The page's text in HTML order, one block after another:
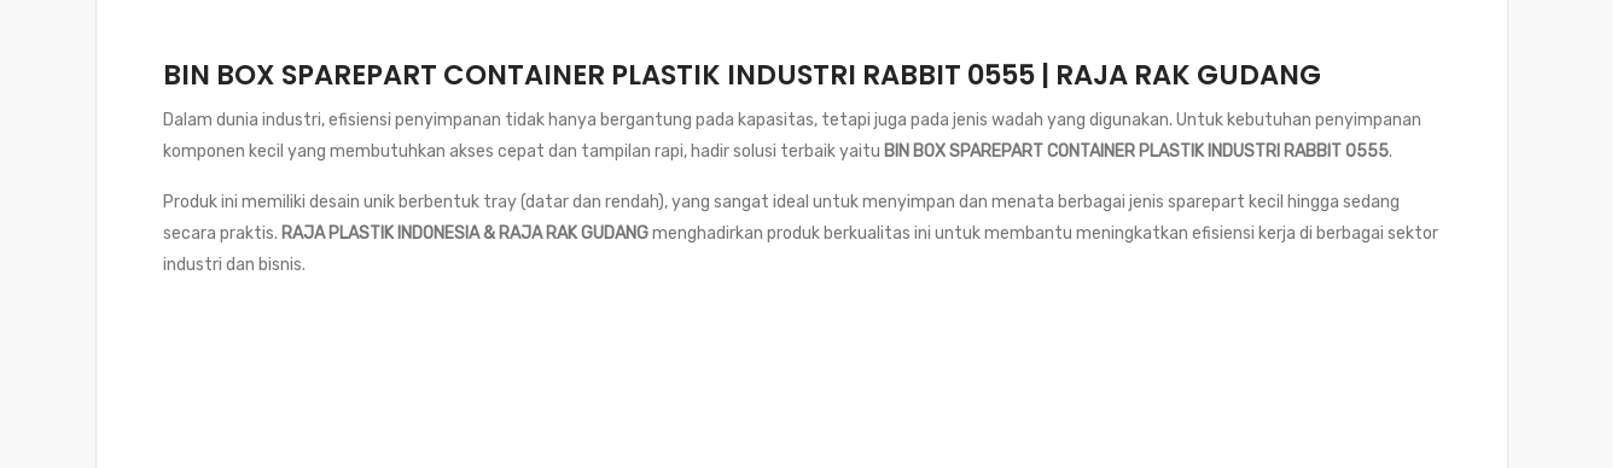
BIN BOX SPAREPART CONTAINER PLASTIK INDUSTRI RABBIT 0555 | RAJA RAK GUDANG
Dalam dunia industri, efisiensi penyimpanan tidak hanya bergantung pada kapasitas, tetapi juga pada jenis wadah yang digunakan. Untuk kebutuhan penyimpanan
komponen kecil yang membutuhkan akses cepat dan tampilan rapi, hadir solusi terbaik yaitu BIN BOX SPAREPART CONTAINER PLASTIK INDUSTRI RABBIT 0555.
Produk ini memiliki desain unik berbentuk tray (datar dan rendah), yang sangat ideal untuk menyimpan dan menata berbagai jenis sparepart kecil hingga sedang
secara praktis. RAJA PLASTIK INDONESIA & RAJA RAK GUDANGmenghadirkan produk berkualitas ini untuk membantu meningkatkan efisiensi kerja di berbagai sektor
industri dan bisnis.